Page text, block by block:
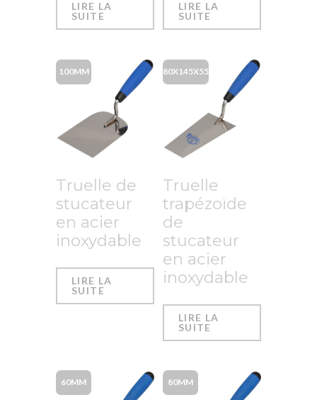
LIRE LA
SUITE
LIRE LA
SUITE
Truelle de
stucateur
en acier
inoxydable
100MM
LIRE LA
SUITE
Truelle
trapézoïde
de
stucateur
en acier
inoxydable
80X145X55
LIRE LA
SUITE
60MM 80MM